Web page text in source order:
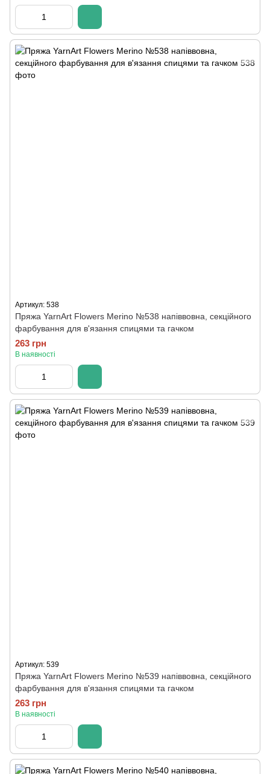
Артикул: 538
Пряжа YarnArt Flowers Merino №538 напіввовна, секційного
фарбування для в'язання спицями та гачком
263 грн
В наявності
Артикул: 539
Пряжа YarnArt Flowers Merino №539 напіввовна, секційного
фарбування для в'язання спицями та гачком
263 грн
В наявності